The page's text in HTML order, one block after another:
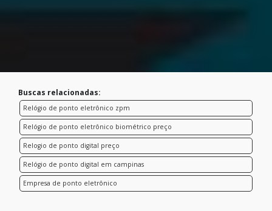
Buscas relacionadas:
Relógio de ponto eletrônico zpm
Relógio de ponto eletrônico biométrico preço
Relogio de ponto digital preço
Relógio de ponto digital em campinas
Empresa de ponto eletrônico